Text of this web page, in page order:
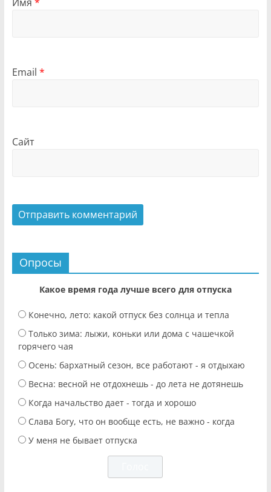
Email *
Сайт
Опросы
Какое время года лучше всего для отпуска
Конечно, лето: какой отпуск без солнца и тепла
Только зима: лыжи, коньки или дома с чашечкой
горячего чая
Осень: бархатный сезон, все работают - я отдыхаю
Весна: весной не отдохнешь - до лета не дотянешь
Когда начальство дает - тогда и хорошо
Слава Богу, что он вообще есть, не важно - когда
У меня не бывает отпуска